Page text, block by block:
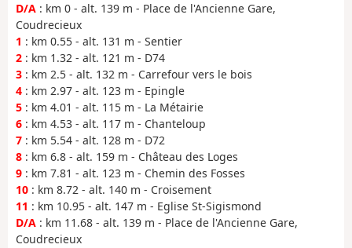
D/A : km 0 - alt. 139 m - Place de l'Ancienne Gare,
Coudrecieux
1 : km 0.55 - alt. 131 m - Sentier
2 : km 1.32 - alt. 121 m - D74
3 : km 2.5 - alt. 132 m - Carrefour vers le bois
4 : km 2.97 - alt. 123 m - Epingle
5 : km 4.01 - alt. 115 m - La Métairie
6 : km 4.53 - alt. 117 m - Chanteloup
7 : km 5.54 - alt. 128 m - D72
8 : km 6.8 - alt. 159 m - Château des Loges
9 : km 7.81 - alt. 123 m - Chemin des Fosses
10 : km 8.72 - alt. 140 m - Croisement
11 : km 10.95 - alt. 147 m - Eglise St-Sigismond
D/A : km 11.68 - alt. 139 m - Place de l'Ancienne Gare,
Coudrecieux